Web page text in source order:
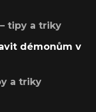
tipy a triky
démonům v
a triky